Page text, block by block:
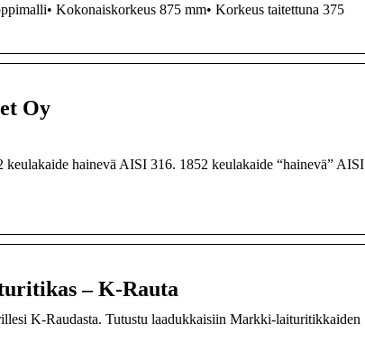
Kokonaiskorkeus 875 mm• Korkeus taitettuna 375
Oy
hainevä AISI 316. 1852 keulakaide “hainevä” AISI
– K-Rauta
K-Raudasta. Tutustu laadukkaisiin Markki-laituritikkaiden